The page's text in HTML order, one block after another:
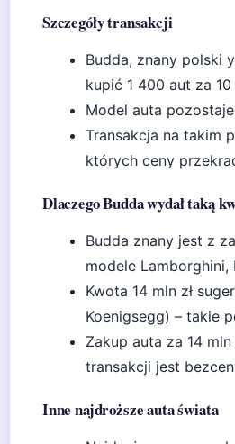
Szczegóły transakcji
Budda, znany polski
kupić 1 400 aut za 10
Model auta
Transakcja na takim
których ceny
Dlaczego Budda wydał taką
Budda znany jest z
modele Lamborghini,
Kwota 14 mln zł
Koenigsegg) – takie
Zakup auta za 14
transakcji jest
Inne najdroższe auta świata